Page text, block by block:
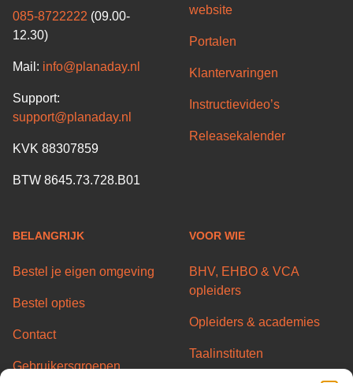
085-8722222 (09.00-
12.30)
Mail: info@planaday.nl
Support:
support@planaday.nl
KVK 88307859
BTW 8645.73.728.B01
website
Portalen
Klantervaringen
Instructievideo’s
Releasekalender
BELANGRIJK
Bestel je eigen omgeving
Bestel opties
Contact
Gebruikersgroepen
VOOR WIE
BHV, EHBO & VCA
opleiders
Opleiders & academies
Taalinstituten